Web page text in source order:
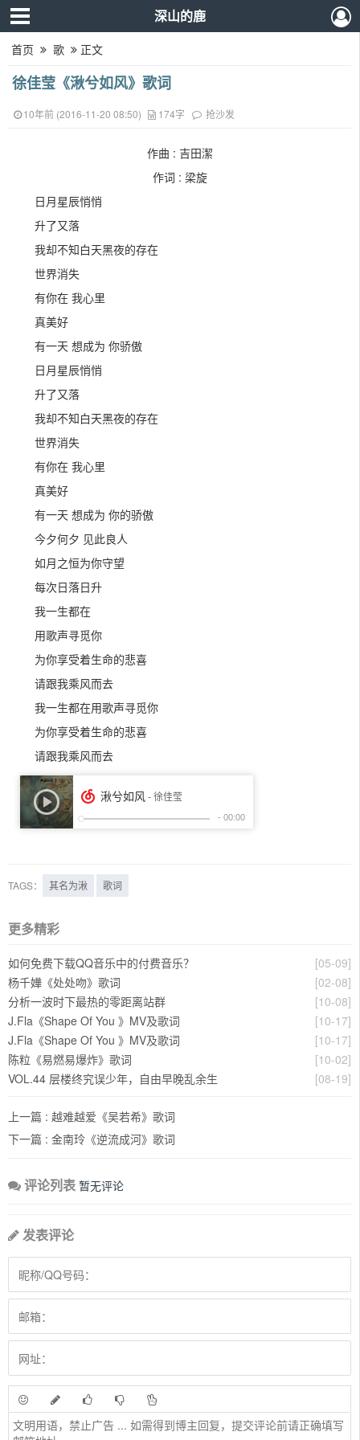
深山的鹿
首页 歌 正文
徐佳莹《湫兮如风》歌词
10年前 (2016-11-20 08:50) 174字 抢沙发
作曲 : 吉田潔
作词 : 梁旋
日月星辰悄悄
升了又落
我却不知白天黑夜的存在
世界消失
有你在 我心里
真美好
有一天 想成为 你骄傲
日月星辰悄悄
升了又落
我却不知白天黑夜的存在
世界消失
有你在 我心里
真美好
有一天 想成为 你的骄傲
今夕何夕 见此良人
如月之恒为你守望
每次日落日升
我一生都在
用歌声寻觅你
为你享受着生命的悲喜
请跟我乘风而去
我一生都在用歌声寻觅你
为你享受着生命的悲喜
请跟我乘风而去
TAGS： 其名为湫 歌词
更多精彩
[05-09]
如何免费下载QQ音乐中的付费音乐？
[02-08]
杨千嬅《处处吻》歌词
[10-08]
分析一波时下最热的零距离站群
[10-17]
J.Fla《Shape Of You 》MV及歌词
[10-17]
J.Fla《Shape Of You 》MV及歌词
[10-02]
陈粒《易燃易爆炸》歌词
[08-19]
VOL.44 层楼终究误少年，自由早晚乱余生
上一篇 : 越难越爱《吴若希》歌词
下一篇 : 金南玲《逆流成河》歌词
评论列表 暂无评论
发表评论